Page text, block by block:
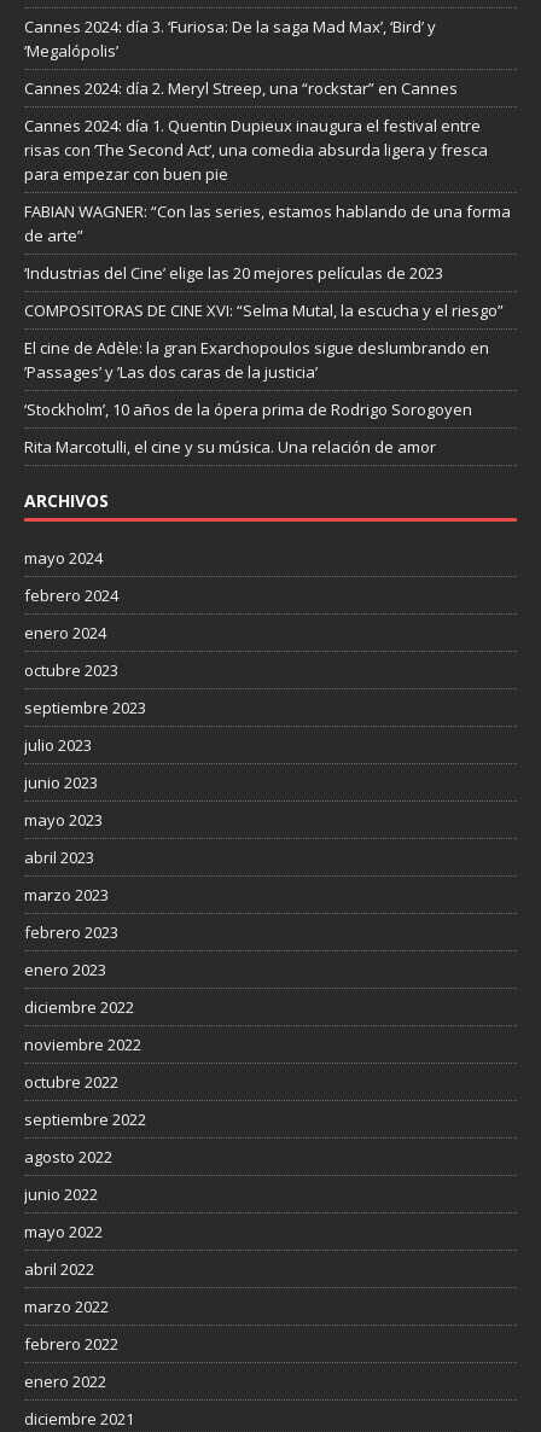
Cannes 2024: día 3. ‘Furiosa: De la saga Mad Max’, ‘Bird’ y
‘Megalópolis’
Cannes 2024: día 2. Meryl Streep, una “rockstar” en Cannes
Cannes 2024: día 1. Quentin Dupieux inaugura el festival entre
risas con ‘The Second Act’, una comedia absurda ligera y fresca
para empezar con buen pie
FABIAN WAGNER: “Con las series, estamos hablando de una forma
de arte”
‘Industrias del Cine’ elige las 20 mejores películas de 2023
COMPOSITORAS DE CINE XVI: “Selma Mutal, la escucha y el riesgo”
El cine de Adèle: la gran Exarchopoulos sigue deslumbrando en
’Passages’ y ’Las dos caras de la justicia’
‘Stockholm’, 10 años de la ópera prima de Rodrigo Sorogoyen
Rita Marcotulli, el cine y su música. Una relación de amor
ARCHIVOS
mayo 2024
febrero 2024
enero 2024
octubre 2023
septiembre 2023
julio 2023
junio 2023
mayo 2023
abril 2023
marzo 2023
febrero 2023
enero 2023
diciembre 2022
noviembre 2022
octubre 2022
septiembre 2022
agosto 2022
junio 2022
mayo 2022
abril 2022
marzo 2022
febrero 2022
enero 2022
diciembre 2021